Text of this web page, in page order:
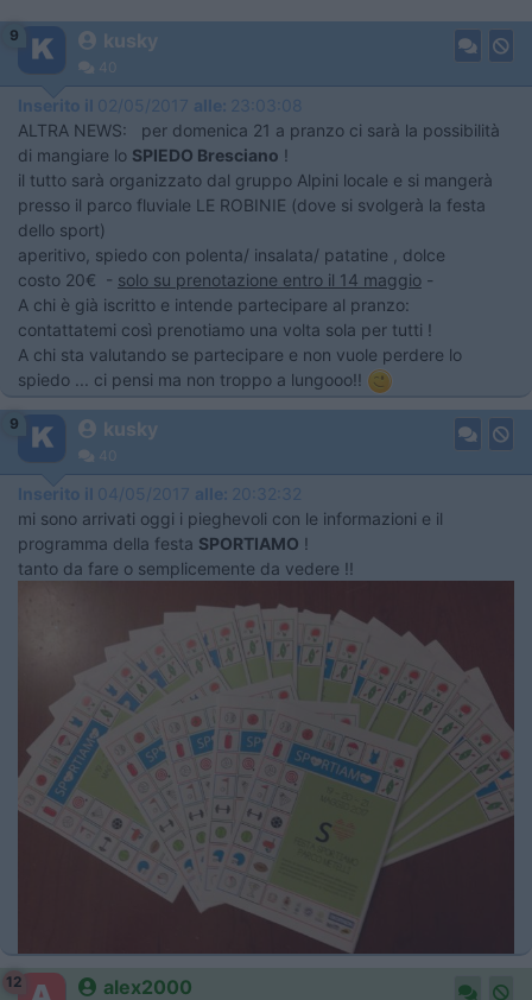
9 kusky
40
Inserito il 02/05/2017 alle: 23:03:08
ALTRA NEWS: per domenica 21 a pranzo ci sarà la possibilità
di mangiare lo SPIEDO Bresciano !
il tutto sarà organizzato dal gruppo Alpini locale e si mangerà
presso il parco fluviale LE ROBINIE (dove si svolgerà la festa
dello sport)
aperitivo, spiedo con polenta/ insalata/ patatine , dolce
costo 20€ - solo su prenotazione entro il 14 maggio -
A chi è già iscritto e intende partecipare al pranzo:
contattatemi così prenotiamo una volta sola per tutti !
A chi sta valutando se partecipare e non vuole perdere lo
spiedo ... ci pensi ma non troppo a lungooo!!
9 kusky
40
Inserito il 04/05/2017 alle: 20:32:32
mi sono arrivati oggi i pieghevoli con le informazioni e il
programma della festa SPORTIAMO !
tanto da fare o semplicemente da vedere !!
12 alex2000